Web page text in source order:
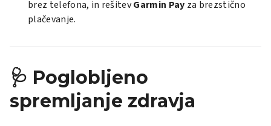
brez telefona, in rešitevGarmin Pay za brezstično
plačevanje.
🩺 Poglobljeno
spremljanje zdravja